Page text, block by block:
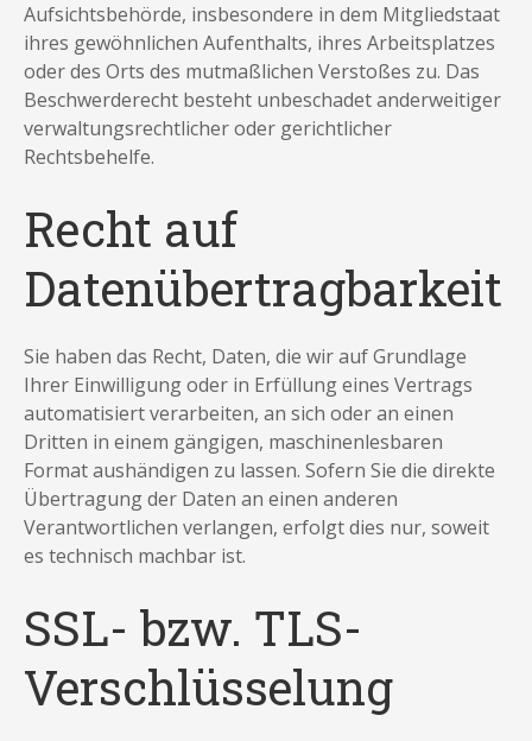
Aufsichtsbehörde, insbesondere in dem Mitgliedstaat
ihres gewöhnlichen Aufenthalts, ihres Arbeitsplatzes
oder des Orts des mutmaßlichen Verstoßes zu. Das
Beschwerderecht besteht unbeschadet anderweitiger
verwaltungsrechtlicher oder gerichtlicher
Rechtsbehelfe.
Recht auf
Datenübertragbarkeit
Sie haben das Recht, Daten, die wir auf Grundlage
Ihrer Einwilligung oder in Erfüllung eines Vertrags
automatisiert verarbeiten, an sich oder an einen
Dritten in einem gängigen, maschinenlesbaren
Format aushändigen zu lassen. Sofern Sie die direkte
Übertragung der Daten an einen anderen
Verantwortlichen verlangen, erfolgt dies nur, soweit
es technisch machbar ist.
SSL- bzw. TLS-
Verschlüsselung